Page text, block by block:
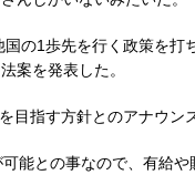
の1歩先を行く政策を打
案を発表した。
目指す方針とのアナウン
能との事なので、有給や